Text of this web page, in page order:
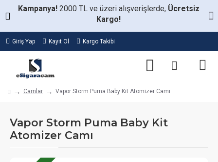
Kampanya! 2000 TL ve üzeri alışverişlerde, Ücretsiz
Kargo!
Giriş Yap Kayıt Ol Kargo Takibi
Camlar Vapor Storm Puma Baby Kit Atomizer Camı
Vapor Storm Puma Baby Kit
Atomizer Camı